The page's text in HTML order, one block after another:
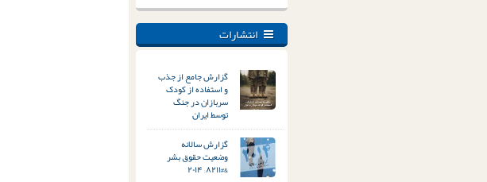
انتشارات
گزارش جامع از جذب
و استفاده از کودک
سربازان در جنگ
توسط ایران
گزارش سالانه
وضعیت حقوق بشر
&#۸۲۱۱; ۲۰۱۴